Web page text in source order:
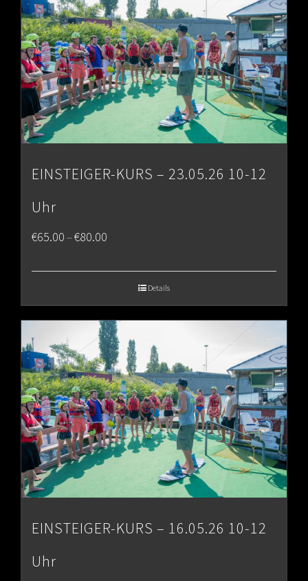
EINSTEIGER-KURS – 23.05.26 10-12
Uhr
€65.00–€80.00
€80.00
Details
EINSTEIGER-KURS – 16.05.26 10-12
Uhr